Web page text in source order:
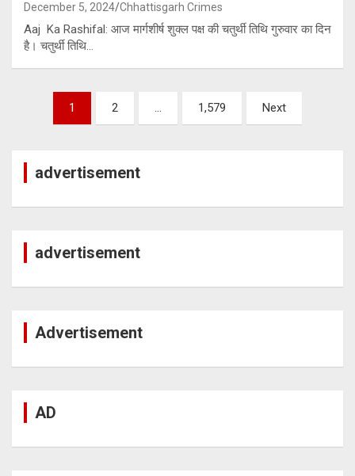
December 5, 2024 Chhattisgarh Crimes
Aaj Ka Rashifal: आज मार्गशीर्ष शुक्ल पक्ष की चतुर्थी तिथि गुरुवार का दिन
है। चतुर्थी तिथि…
pagination
1 2 … 1,579 Next
advertisement
advertisement
Advertisement
AD